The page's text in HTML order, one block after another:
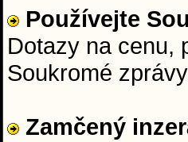
Používejte
Dotazy na cenu,
Soukromé
Zamčený